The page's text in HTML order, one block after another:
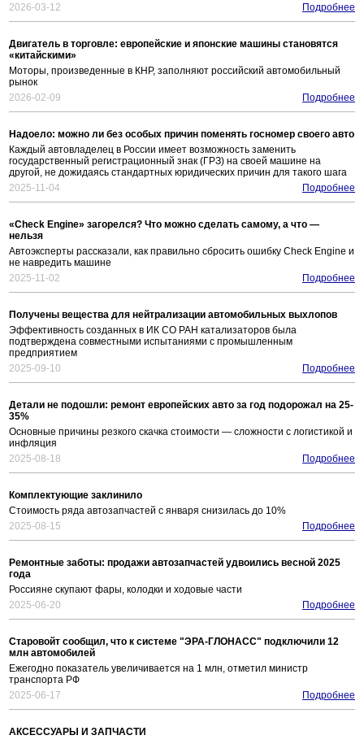
2026-03-12
Подробнее
Двигатель в торговле: европейские и японские машины становятся
«китайскими»
Моторы, произведенные в КНР, заполняют российский автомобильный
рынок
2026-02-09
Подробнее
Надоело: можно ли без особых причин поменять госномер своего авто
Каждый автовладелец в России имеет возможность заменить
государственный регистрационный знак (ГРЗ) на своей машине на
другой, не дожидаясь стандартных юридических причин для такого шага
2025-11-04
Подробнее
«Check Engine» загорелся? Что можно сделать самому, а что —
нельзя
Автоэксперты рассказали, как правильно сбросить ошибку Check Engine и
не навредить машине
2025-11-02
Подробнее
Получены вещества для нейтрализации автомобильных выхлопов
Эффективность созданных в ИК СО РАН катализаторов была
подтверждена совместными испытаниями с промышленным
предприятием
2025-09-10
Подробнее
Детали не подошли: ремонт европейских авто за год подорожал на 25-
35%
Основные причины резкого скачка стоимости — сложности с логистикой и
инфляция
2025-08-18
Подробнее
Комплектующие заклинило
Стоимость ряда автозапчастей с января снизилась до 10%
2025-08-15
Подробнее
Ремонтные заботы: продажи автозапчастей удвоились весной 2025
года
Россияне скупают фары, колодки и ходовые части
2025-06-20
Подробнее
Старовойт сообщил, что к системе "ЭРА-ГЛОНАСС" подключили 12
млн автомобилей
Ежегодно показатель увеличивается на 1 млн, отметил министр
транспорта РФ
2025-06-17
Подробнее
АКСЕССУАРЫ И ЗАПЧАСТИ